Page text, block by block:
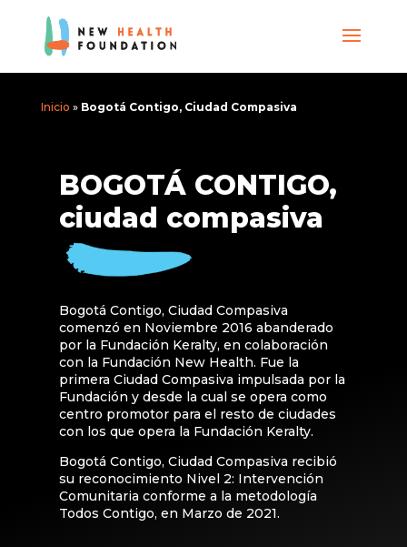
Inicio » Bogotá Contigo, Ciudad Compasiva
BOGOTÁ CONTIGO,
ciudad compasiva
Bogotá Contigo, Ciudad Compasiva
comenzó en Noviembre 2016 abanderado
por la Fundación Keralty, en colaboración
con la Fundación New Health. Fue la
primera Ciudad Compasiva impulsada por la
Fundación y desde la cual se opera como
centro promotor para el resto de ciudades
con los que opera la Fundación Keralty.
Bogotá Contigo, Ciudad Compasiva recibió
su reconocimiento Nivel 2: Intervención
Comunitaria conforme a la metodología
Todos Contigo, en Marzo de 2021.